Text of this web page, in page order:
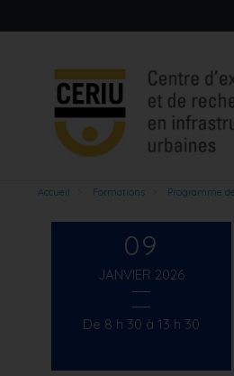
au
Accueil Formations Programme
09
JANVIER 2026
De 8 h 30 à 13 h 30